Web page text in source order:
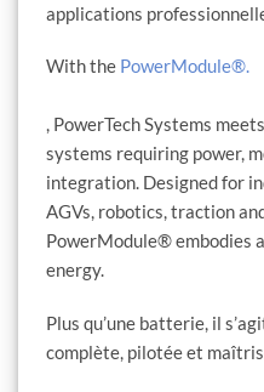
applications
With the PowerModule®.
, PowerTech Systems
systems requiring power,
integration. Designed for
AGVs, robotics, traction
PowerModule® embodies
energy.
Plus qu’une batterie, il
complète, pilotée et